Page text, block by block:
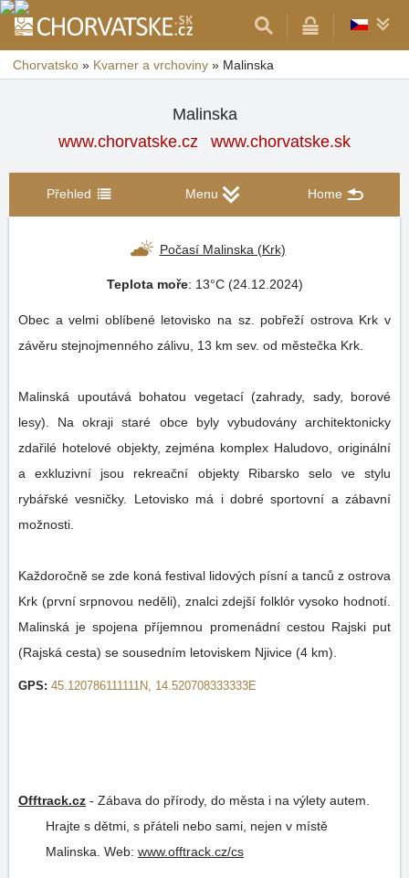
Chorvatsko » Kvarner a vrchoviny » Malinska
Malinska
www.chorvatske.cz
www.chorvatske.sk
Přehled Menu Home
Počasí Malinska (Krk)
Teplota moře: 13°C (24.12.2024)
Obec a velmi oblíbené letovisko na sz. pobřeží ostrova Krk v
závěru stejnojmenného zálivu, 13 km sev. od městečka Krk.
Malinská upoutává bohatou vegetací (zahrady, sady, borové
lesy). Na okraji staré obce byly vybudovány architektonicky
zdařilé hotelové objekty, zejména komplex Haludovo, originální
a exkluzivní jsou rekreační objekty Ribarsko selo ve stylu
rybářské vesničky. Letovisko má i dobré sportovní a zábavní
možnosti.
Každoročně se zde koná festival lidových písní a tanců z ostrova
Krk (první srpnovou neděli), znalci zdejší folklór vysoko hodnotí.
Malinská je spojena příjemnou promenádní cestou Rajski put
(Rajská cesta) se sousedním letoviskem Njivice (4 km).
GPS: 45.120786111111N, 14.520708333333E
Offtrack.cz - Zábava do přírody, do města i na výlety autem.
Hrajte s dětmi, s přáteli nebo sami, nejen v místě
Malinska. Web: www.offtrack.cz/cs